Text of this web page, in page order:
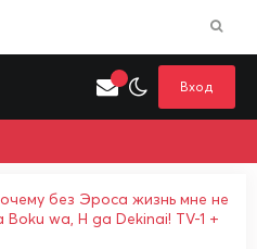
Вход
без Эроса жизнь мне не
wa, H ga Dekinai! TV-1 +